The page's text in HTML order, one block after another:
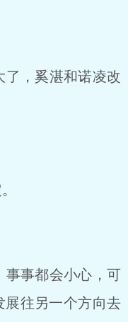
，奚湛和诺凌改
事都会小心，可
展往另一个方向去